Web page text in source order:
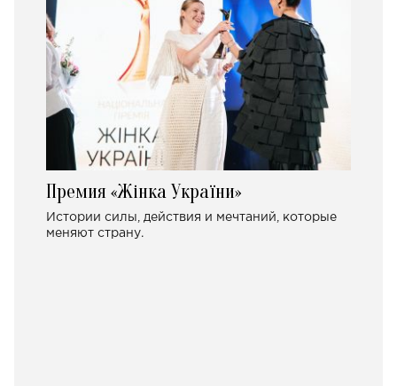
Премия «Жінка України»
Истории силы, действия и мечтаний, которые
меняют страну.